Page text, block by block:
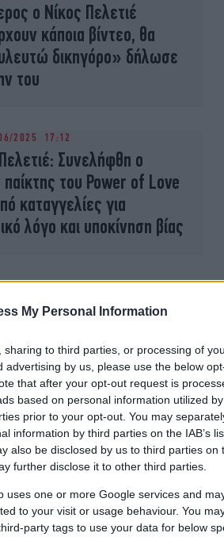
My Personal Information
to third parties, or processing of
advertising by us, please use the below
that after your opt-out request is
based on personal information utilized
prior to your opt-out. You may
information by third parties on the IAB’s
also be disclosed by us to third parties on
further disclose it to other third parties.
uses one or more Google services and
to your visit or usage behaviour. You
party tags to use your data for below
ο Νίκος Πελετιέ
κάποια βίντεο, θα
δικηγόρο» δήλωσε
του
2025 17:12
Συνελήφθη ο
του Power of Love
καταγγελίες για
λόγο και υποκίνηση βίας
2025 23:28
Πελετιέ από το Power of
του για τις
εκλογές στην Κύπρο
2024 13:44
Love: Γνωρίστε τους
νικητές